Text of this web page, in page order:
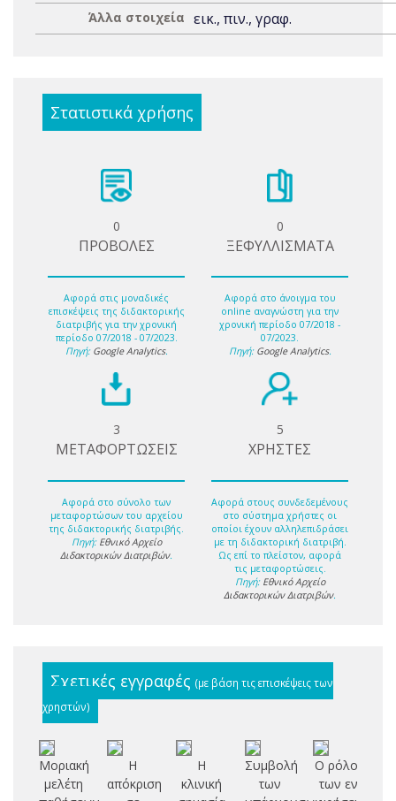
Άλλα στοιχεία εικ., πιν., γραφ.
Στατιστικά χρήσης
0
ΠΡΟΒΟΛΕΣ
Αφορά στις μοναδικές
επισκέψεις της διδακτορικής
διατριβής για την χρονική
περίοδο 07/2018 - 07/2023.
Πηγή: Google Analytics.
0
ΞΕΦΥΛΛΙΣΜΑΤΑ
Αφορά στο άνοιγμα του
online αναγνώστη για την
χρονική περίοδο 07/2018 -
07/2023.
Πηγή: Google Analytics.
3
ΜΕΤΑΦΟΡΤΩΣΕΙΣ
Αφορά στο σύνολο των
μεταφορτώσων του αρχείου
της διδακτορικής διατριβής.
Πηγή: Εθνικό Αρχείο
Διδακτορικών Διατριβών.
5
ΧΡΗΣΤΕΣ
Αφορά στους συνδεδεμένους
στο σύστημα χρήστες οι
οποίοι έχουν αλληλεπιδράσει
με τη διδακτορική διατριβή.
Ως επί το πλείστον, αφορά
τις μεταφορτώσεις.
Πηγή: Εθνικό Αρχείο
Διδακτορικών Διατριβών.
Σχετικές εγγραφές (με βάση τις επισκέψεις των
χρηστών)
Μοριακή
μελέτη
H
απόκριση
Η
κλινική
Συμβολή
των
Ο ρόλος
των εν